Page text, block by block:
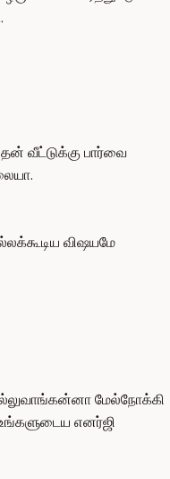
வீட்டுக்கு பார்வை
விஷயமே
மேல்நோக்கி
எனர்ஜி